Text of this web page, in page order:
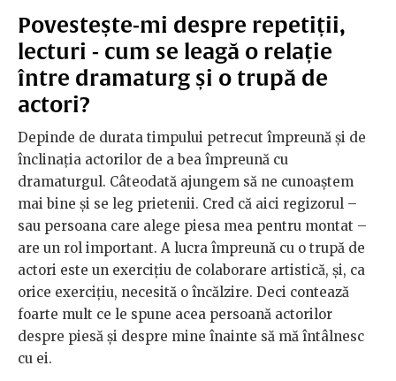
Povestește-mi despre repetiții,
lecturi - cum se leagă o relație
între dramaturg și o trupă de
actori?
Depinde de durata timpului petrecut împreună și de
înclinația actorilor de a bea împreună cu
dramaturgul. Câteodată ajungem să ne cunoaștem
mai bine și se leg prietenii. Cred că aici regizorul –
sau persoana care alege piesa mea pentru montat –
are un rol important. A lucra împreună cu o trupă de
actori este un exercițiu de colaborare artistică, și, ca
orice exercițiu, necesită o încălzire. Deci contează
foarte mult ce le spune acea persoană actorilor
despre piesă și despre mine înainte să mă întâlnesc
cu ei.